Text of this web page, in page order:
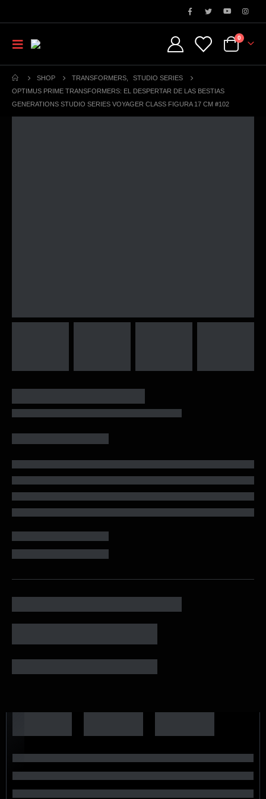
0
SHOP TRANSFORMERS
STUDIO SERIES
OPTIMUS PRIME TRANSFORMERS: EL DESPERTAR DE LAS BESTIAS
GENERATIONS STUDIO SERIES VOYAGER CLASS FIGURA 17 CM #102